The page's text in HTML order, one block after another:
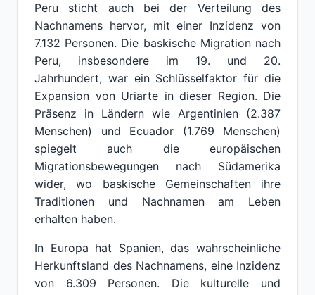
Peru sticht auch bei der Verteilung des
Nachnamens hervor, mit einer Inzidenz von
7.132 Personen. Die baskische Migration nach
Peru, insbesondere im 19. und 20.
Jahrhundert, war ein Schlüsselfaktor für die
Expansion von Uriarte in dieser Region. Die
Präsenz in Ländern wie Argentinien (2.387
Menschen) und Ecuador (1.769 Menschen)
spiegelt auch die europäischen
Migrationsbewegungen nach Südamerika
wider, wo baskische Gemeinschaften ihre
Traditionen und Nachnamen am Leben
erhalten haben.
In Europa hat Spanien, das wahrscheinliche
Herkunftsland des Nachnamens, eine Inzidenz
von 6.309 Personen. Die kulturelle und